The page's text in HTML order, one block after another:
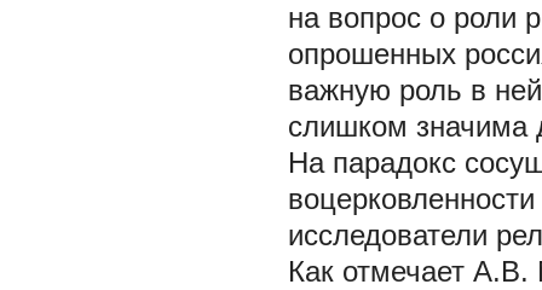
на вопрос о роли
опрошенных
важную роль в
слишком значима
На парадокс
исследователи
Как отмечает А.В.